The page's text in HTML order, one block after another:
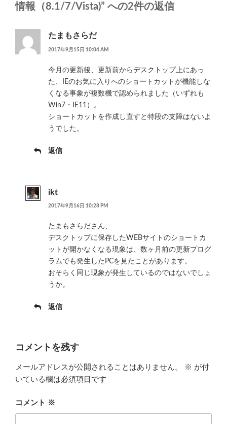
情報（8.1/7/Vista)” への2件の返信
たまもさらだ
2017年9月15日 10:04 AM
今月の更新後、更新前からデスクトップ上にあっ
た、IEのお気に入りへのショートカットが機能しな
くなる事象が複数機で認められました（いずれも
Win7・IE11）。
ショートカットを作成し直すと特段の支障はないよ
うでした。
返信
ikt
2017年9月16日 10:28 PM
たまもさらださん、
デスクトップに保存したWEBサイトのショートカ
ットが開かなくなる現象は、数ヶ月前の更新プログ
ラムでも発生したPCを見たことがあります。
おそらく同じ現象が発生しているのではないでしょ
うか。
返信
コメントを残す
メールアドレスが公開されることはありません。 ※ が付
いている欄は必須項目です
コメント ※